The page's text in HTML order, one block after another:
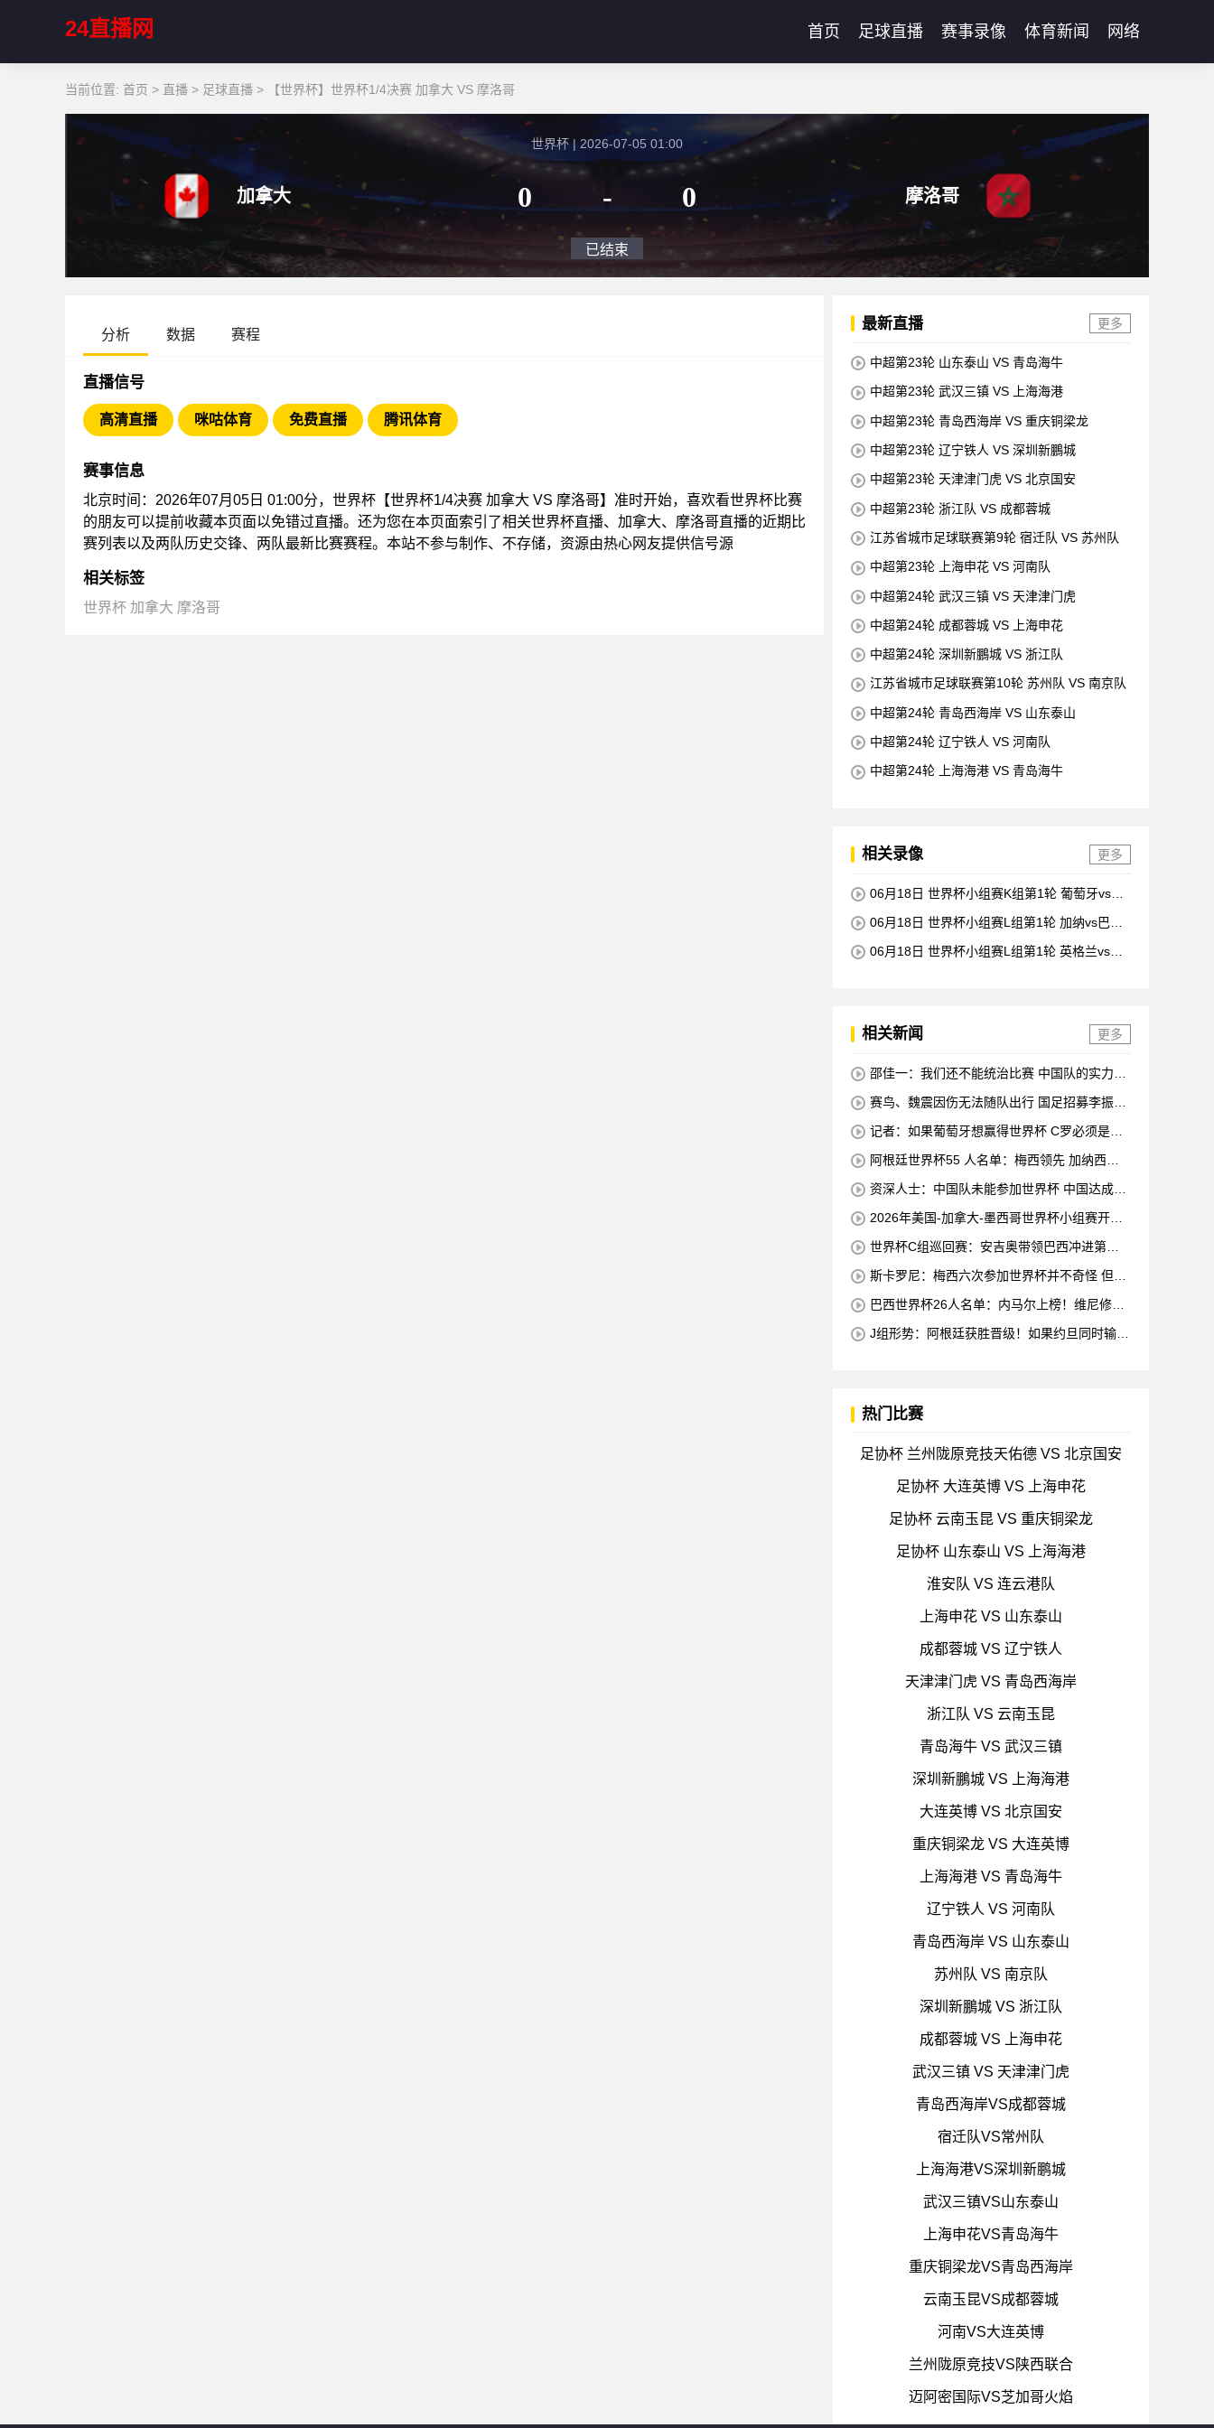
24直播网 首页 足球直播 赛事录像 体育新闻 网络
当前位置: 首页 > 直播 > 足球直播 > 【世界杯】世界杯1/4决赛 加拿大 VS 摩洛哥
加拿大
世界杯 | 2026-07-05 01:00
0 - 0
已结束
摩洛哥
分析 数据 赛程
直播信号
高清直播 咪咕体育 免费直播 腾讯体育
赛事信息
北京时间：2026年07月05日 01:00分，世界杯【世界杯1/4决赛 加拿大 VS 摩洛哥】准时开始，喜欢看世界杯比赛
的朋友可以提前收藏本页面以免错过直播。还为您在本页面索引了相关世界杯直播、加拿大、摩洛哥直播的近期比
赛列表以及两队历史交锋、两队最新比赛赛程。本站不参与制作、不存储，资源由热心网友提供信号源
相关标签
世界杯 加拿大 摩洛哥
最新直播 更多
中超第23轮 山东泰山 VS 青岛海牛
中超第23轮 武汉三镇 VS 上海海港
中超第23轮 青岛西海岸 VS 重庆铜梁龙
中超第23轮 辽宁铁人 VS 深圳新鵬城
中超第23轮 天津津门虎 VS 北京国安
中超第23轮 浙江队 VS 成都蓉城
江苏省城市足球联赛第9轮 宿迁队 VS 苏州队
中超第23轮 上海申花 VS 河南队
中超第24轮 武汉三镇 VS 天津津门虎
中超第24轮 成都蓉城 VS 上海申花
中超第24轮 深圳新鵬城 VS 浙江队
江苏省城市足球联赛第10轮 苏州队 VS 南京队
中超第24轮 青岛西海岸 VS 山东泰山
中超第24轮 辽宁铁人 VS 河南队
中超第24轮 上海海港 VS 青岛海牛
相关录像 更多
06月18日 世界杯小组赛K组第1轮 葡萄牙vs民
06月18日 世界杯小组赛L组第1轮 加纳vs巴拿
06月18日 世界杯小组赛L组第1轮 英格兰vs克
相关新闻 更多
邵佳一：我们还不能统治比赛 中国队的实力是
赛鸟、魏震因伤无法随队出行 国足招募李振
记者：如果葡萄牙想赢得世界杯 C罗必须是替
阿根廷世界杯55 人名单：梅西领先 加纳西奥
资深人士：中国队未能参加世界杯 中国达成协
2026年美国-加拿大-墨西哥世界杯小组赛开幕
世界杯C组巡回赛：安吉奥带领巴西冲进第六
斯卡罗尼：梅西六次参加世界杯并不奇怪 但他
巴西世界杯26人名单：内马尔上榜！维尼修斯·
J组形势：阿根廷获胜晋级！如果约旦同时输球
热门比赛
足协杯 兰州陇原竞技天佑德 VS 北京国安
足协杯 大连英博 VS 上海申花
足协杯 云南玉昆 VS 重庆铜梁龙
足协杯 山东泰山 VS 上海海港
淮安队 VS 连云港队
上海申花 VS 山东泰山
成都蓉城 VS 辽宁铁人
天津津门虎 VS 青岛西海岸
浙江队 VS 云南玉昆
青岛海牛 VS 武汉三镇
深圳新鵬城 VS 上海海港
大连英博 VS 北京国安
重庆铜梁龙 VS 大连英博
上海海港 VS 青岛海牛
辽宁铁人 VS 河南队
青岛西海岸 VS 山东泰山
苏州队 VS 南京队
深圳新鵬城 VS 浙江队
成都蓉城 VS 上海申花
武汉三镇 VS 天津津门虎
青岛西海岸VS成都蓉城
宿迁队VS常州队
上海海港VS深圳新鹏城
武汉三镇VS山东泰山
上海申花VS青岛海牛
重庆铜梁龙VS青岛西海岸
云南玉昆VS成都蓉城
河南VS大连英博
兰州陇原竞技VS陕西联合
迈阿密国际VS芝加哥火焰